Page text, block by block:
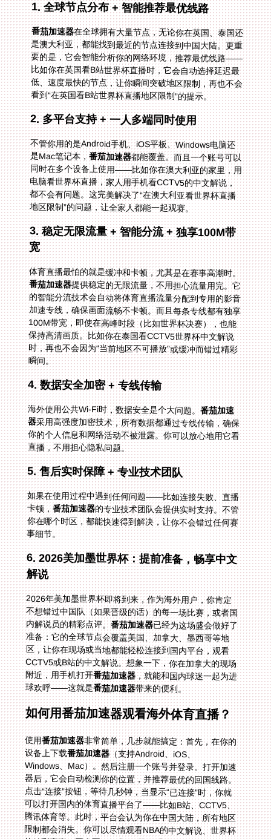
1. 全球节点分布 + 智能推荐最优线路
番茄加速器在全球拥有大量节点，无论你在英国、泰国还
是澳大利亚，都能找到最近的节点连接到中国大陆。更重
要的是，它会智能分析你的网络环境，推荐最优线路——
比如你在英国看B站世界杯直播时，它会自动选择延迟最
低、速度最快的节点，让你瞬间突破地区限制，再也不会
看到“在英国看B站世界杯直播地区限制”的提示。
2. 多平台支持 + 一人多端同时使用
不管你用的是Android手机、iOS平板、Windows电脑还
是Mac笔记本，番茄加速器都能覆盖。而且一个账号可以
同时在多个设备上使用——比如你在澳大利亚的家里，用
电脑看世界杯直播，家人用手机看CCTV5的中文解说，
都不会有问题。这完美解决了“在澳大利亚看世界杯直播
地区限制”的问题，让全家人都能一起观赛。
3. 稳定无限流量 + 智能分流 + 独享100M带
宽
体育直播最怕的就是缓冲和卡顿，尤其是在赛事高潮时。
番茄加速器提供稳定的无限流量，不用担心流量用完。它
的智能分流技术会自动将体育直播流量分配到专用的影音
加速专线，确保画面流畅不卡顿。而且每条专线都有独享
100M带宽，即使在高峰时段（比如世界杯决赛），也能
保持高清画质。比如你在泰国看CCTV5世界杯中文解说
时，再也不会因为“当前地区不可播放”或缓冲而错过精彩
瞬间。
4. 数据安全加密 + 专线传输
海外使用公共Wi-Fi时，数据安全是个大问题。番茄加速
器采用高强度加密技术，所有数据都通过专线传输，确保
你的个人信息和网络活动不被泄露。你可以放心地用它看
直播，不用担心隐私问题。
5. 售后实时保障 + 专业技术团队
如果在使用过程中遇到任何问题——比如连接失败、直播
卡顿，番茄加速器的专业技术团队会提供实时支持。不管
你在哪个时区，都能快速得到解决，让你不会错过任何赛
事细节。
6. 2026美加墨世界杯：提前准备，畅享中文
解说
2026年美加墨世界杯即将到来，作为海外用户，你肯定
不想错过中国队（如果晋级的话）的每一场比赛，或者国
内解说员的精彩点评。番茄加速器已经为这场盛会做好了
准备：它的全球节点会覆盖美国、加拿大、墨西哥等地
区，让你在现场或当地都能轻松连接到国内平台，观看
CCTV5或B站的中文解说。想象一下，你在加拿大的现场
附近，用手机打开番茄加速器，就能和国内球迷一起为进
球欢呼——这就是番茄加速器带来的便利。
如何用番茄加速器观看海外体育直播？
使用番茄加速器非常简单，几步就能搞定：首先，在你的
设备上下载番茄加速器（支持Android、iOS、
Windows、Mac）。然后注册一个账号并登录。打开加速
器后，它会自动检测你的位置，并推荐最优的回国线路。
点击“连接”按钮，等待几秒钟，当显示“已连接”时，你就
可以打开国内的体育直播平台了——比如B站、CCTV5、
腾讯体育等。此时，平台会认为你在中国大陆，所有地区
限制都会消失。你可以尽情观看NBA的中文解说、世界杯
的精彩赛事，再也不用担心“在英国看B站世界杯直播地区